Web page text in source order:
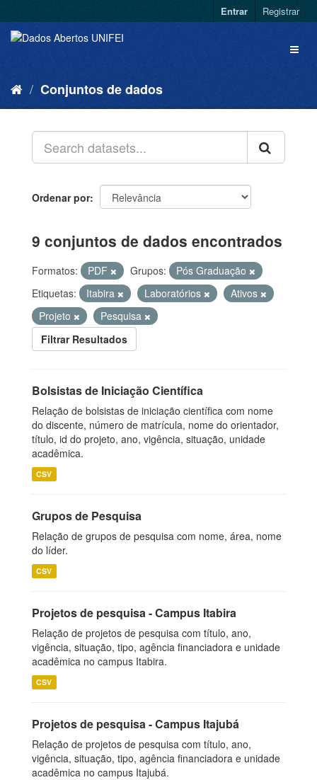
Entrar Registrar
Conjuntos de dados
Ordenar por
9 conjuntos de dados encontrados
Formatos: PDF Grupos:
Pós Graduação
Etiquetas:
Itabira Laboratórios
Ativos
Projeto
Pesquisa
Filtrar Resultados
Bolsistas de Iniciação Científica
Relação de bolsistas de iniciação científica com nome
do discente, número de matrícula, nome do orientador,
título, id do projeto, ano, vigência, situação, unidade
acadêmica.
CSV
Grupos de Pesquisa
Relação de grupos de pesquisa com nome, área, nome
do líder.
CSV
Projetos de pesquisa - Campus Itabira
Relação de projetos de pesquisa com título, ano,
vigência, situação, tipo, agência financiadora e unidade
acadêmica no campus Itabira.
CSV
Projetos de pesquisa - Campus Itajubá
Relação de projetos de pesquisa com título, ano,
vigência, situação, tipo, agência financiadora e unidade
acadêmica no campus Itajubá.